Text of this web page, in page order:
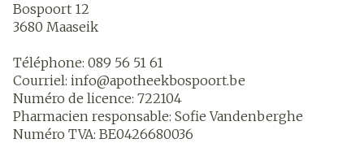
Bospoort 12
3680 Maaseik
Téléphone: 089 56 51 61
Courriel: info@apotheekbospoort.be
Numéro de licence: 722104
Pharmacien responsable: Sofie Vandenberghe
Numéro TVA: BE0426680036